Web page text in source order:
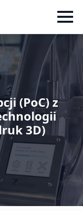
(PoC) z
3D)